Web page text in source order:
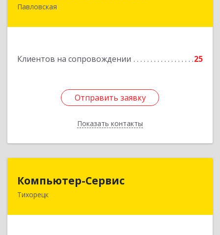
Павловская
Клиентов на сопровождении 25
Отправить заявку
Показать контакты
352040, Краснодарский край, Павловский р-н,
Отправить заявку
Назад
Компьютер-Сервис
Тихорецк
352040, Краснодарский край, Павловский р-н,